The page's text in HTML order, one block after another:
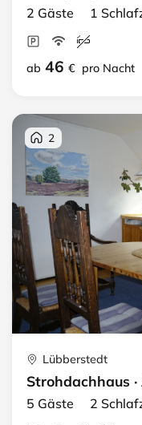
2 Gäste 1
ab 46 € pro Nacht
2
Lübberstedt
Strohdachhaus
5 Gäste 2